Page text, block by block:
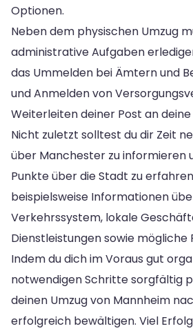
Optionen.
Neben dem physischen Umzug
administrative Aufgaben
das Ummelden bei Ämtern und
und Anmelden von
Weiterleiten deiner Post an deine
Nicht zuletzt solltest du dir Zeit
über Manchester zu informieren
Punkte über die Stadt zu
beispielsweise Informationen
Verkehrssystem, lokale
Dienstleistungen sowie
Indem du dich im Voraus gut
notwendigen Schritte sorgfältig
deinen Umzug von Mannheim
erfolgreich bewältigen. Viel